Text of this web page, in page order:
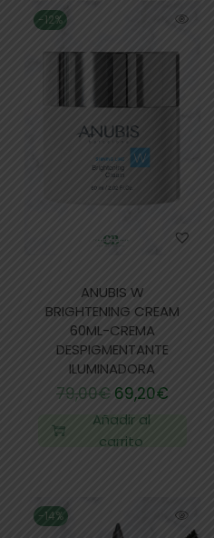
-12%
ANUBIS W
BRIGHTENING CREAM
60ML-CREMA
DESPIGMENTANTE
ILUMINADORA
79,00€ 69,20€
Añadir al
carrito
-14%